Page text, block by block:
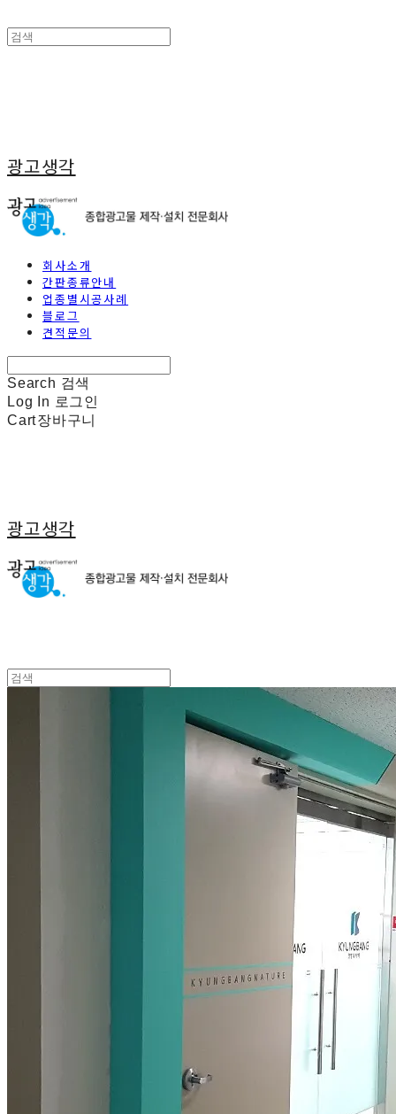
광고생각
회사소개
간판종류안내
업종별시공사례
블로그
견적문의
Search 검색
Log In 로그인
Cart장바구니
광고생각